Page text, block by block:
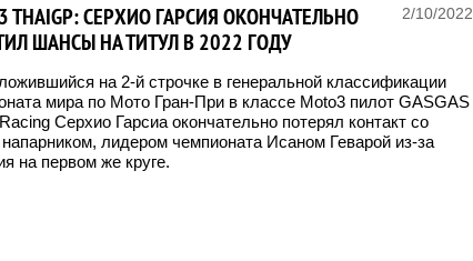
2/10/2022
THAIGP: СЕРХИО ГАРСИЯ ОКОНЧАТЕЛЬНО
ШАНСЫ НА ТИТУЛ В 2022 ГОДУ
на 2-й строчке в генеральной классификации
мира по Мото Гран-При в классе Moto3 пилот GASGAS
Серхио Гарсиа окончательно потерял контакт со
лидером чемпионата Исаном Геварой из-за
на первом же круге.